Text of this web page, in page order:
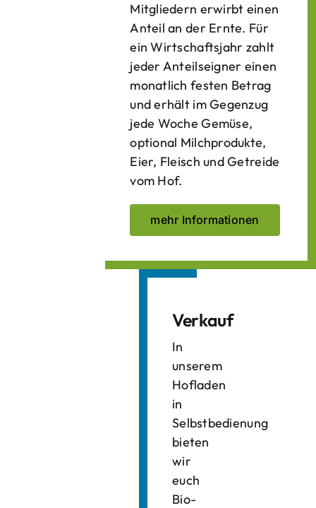
Mitgliedern erwirbt einen
Anteil an der Ernte. Für
ein Wirtschaftsjahr zahlt
jeder Anteilseigner einen
monatlich festen Betrag
und erhält im Gegenzug
jede Woche Gemüse,
optional Milchprodukte,
Eier, Fleisch und Getreide
vom Hof.
mehr Informationen
Verkauf
In
unserem
Hofladen
in
Selbstbedienung
bieten
wir
euch
Bio-